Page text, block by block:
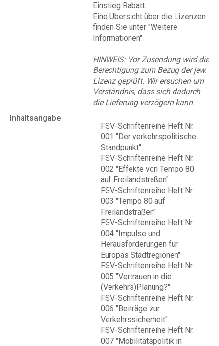
Einstieg Rabatt.
Eine Übersicht über die Lizenzen
finden Sie unter "Weitere
Informationen".
HINWEIS: Vor Zusendung wird die
Berechtigung zum Bezug der jew.
Lizenz geprüft. Wir ersuchen um
Verständnis, dass sich dadurch
die Lieferung verzögern kann.
Inhaltsangabe
FSV-Schriftenreihe Heft Nr.
001 "Der verkehrspolitische
Standpunkt"
FSV-Schriftenreihe Heft Nr.
002 "Effekte von Tempo 80
auf Freilandstraßen"
FSV-Schriftenreihe Heft Nr.
003 "Tempo 80 auf
Freilandstraßen"
FSV-Schriftenreihe Heft Nr.
004 "Impulse und
Herausforderungen für
Europas Stadtregionen"
FSV-Schriftenreihe Heft Nr.
005 "Vertrauen in die
(Verkehrs)Planung?"
FSV-Schriftenreihe Heft Nr.
006 "Beiträge zur
Verkehrssicherheit"
FSV-Schriftenreihe Heft Nr.
007 "Mobilitätspolitik in